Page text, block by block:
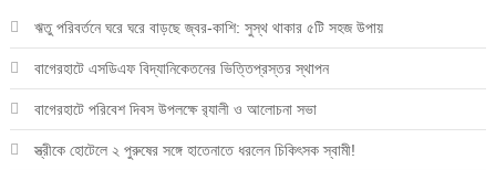
ঋতু পরিবর্তনে ঘরে ঘরে বাড়ছে জ্বর-কাশি: সুস্থ থাকার ৫টি সহজ উপায়
বাগেরহাটে এসডিএফ বিদ্যানিকেতনের ভিত্তিপ্রস্তর স্থাপন
বাগেরহাটে পরিবেশ দিবস উপলক্ষে র‌্যালী ও আলোচনা সভা
স্ত্রীকে হোটেলে ২ পুরুষের সঙ্গে হাতেনাতে ধরলেন চিকিৎসক স্বামী!